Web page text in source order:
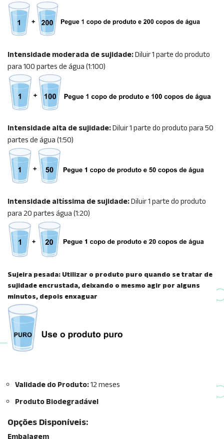
Intensidade moderada de sujidade:Diluir 1 parte do produto
para 100 partes de água (1:100)
Intensidade alta de sujidade:Diluir 1 parte do produto para 50
partes de água (1:50)
Intensidade altíssima de sujidade:Diluir 1 parte do produto
para 20 partes água (1:20)
Sujeira pesada:Utilizar o produto puro quando se tratar de
sujidade encrustada, deixando o mesmo agir por alguns
minutos, depois enxaguar
Validade do Produto:12 meses
Produto Biodegradável
Opções Disponíveis: